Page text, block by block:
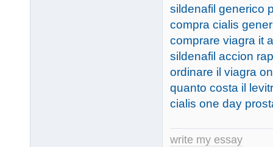
sildenafil generico
compra cialis
comprare viagra it
sildenafil accion
ordinare il viagra
quanto costa il
cialis one day
write my essay